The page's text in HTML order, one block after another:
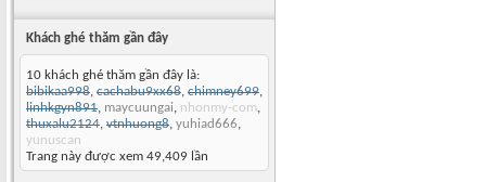
Khách ghé thăm gần đây
10 khách ghé thăm gần đây là:
bibikaa998, cachabu9xx68, chimney699,
linhkgyn891, maycuungai, nhonmy-com,
thuxalu2124, vtnhuong8, yuhiad666,
yunuscan
Trang này được xem 49,409 lần